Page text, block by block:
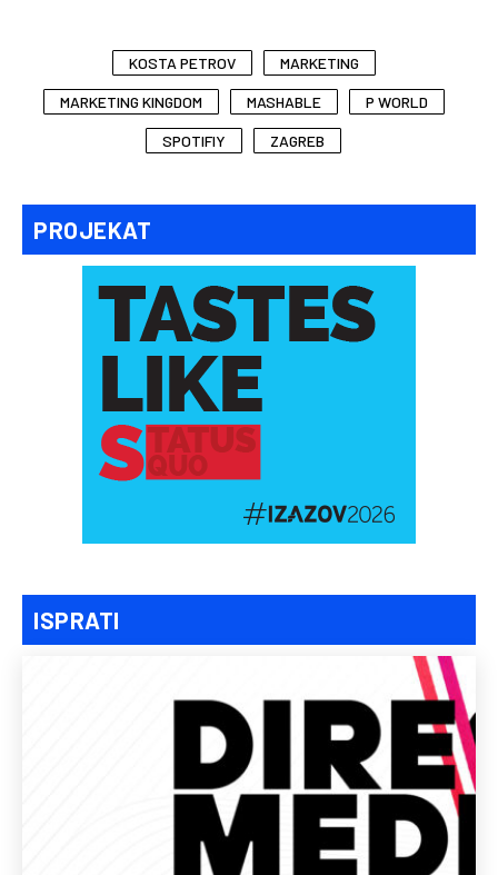
PROJEKAT
ISPRATI
KOSTA PETROV MARKETING
MARKETING KINGDOM MASHABLE P WORLD
SPOTIFIY ZAGREB